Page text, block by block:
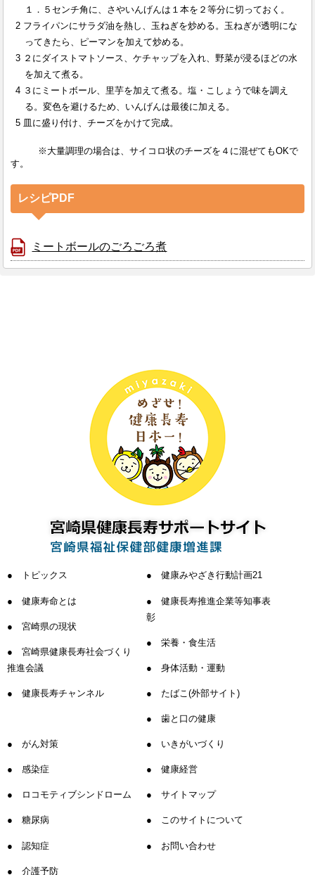
１．５センチ角に、さやいんげんは１本を２等分に切っておく。
フライパンにサラダ油を熱し、玉ねぎを炒める。玉ねぎが透明にな
ってきたら、ピーマンを加えて炒める。
２にダイストマトソース、ケチャップを入れ、野菜が浸るほどの水
を加えて煮る。
３にミートボール、里芋を加えて煮る。塩・こしょうで味を調え
る。変色を避けるため、いんげんは最後に加える。
皿に盛り付け、チーズをかけて完成。
※大量調理の場合は、サイコロ状のチーズを４に混ぜてもOKで
す。
レシピPDF
ミートボールのごろごろ煮
トピックス
健康寿命とは
宮崎県の現状
宮崎県健康長寿社会づくり
推進会議
健康長寿チャンネル
健康みやざき行動計画21
健康長寿推進企業等知事表
彰
栄養・食生活
身体活動・運動
たばこ(外部サイト)
歯と口の健康
がん対策
感染症
ロコモティブシンドローム
糖尿病
認知症
介護予防
いきがいづくり
健康経営
サイトマップ
このサイトについて
お問い合わせ